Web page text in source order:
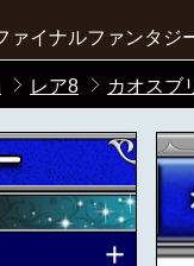
ァイナルファンタジ
レア8 カオスブ